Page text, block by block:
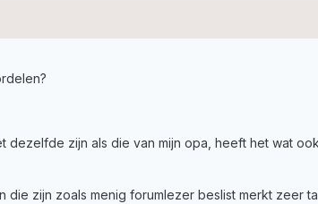
zijn als die van mijn opa, heeft het wat
die zijn zoals menig forumlezer beslist merkt zeer